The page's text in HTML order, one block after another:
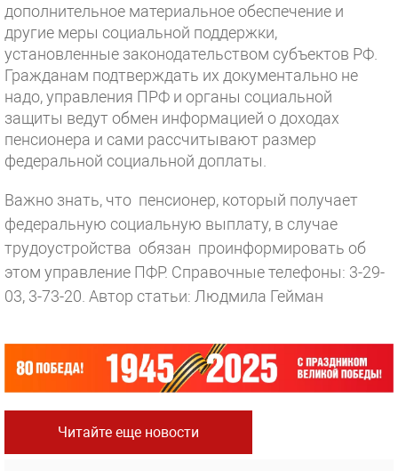
дополнительное материальное обеспечение и
другие меры социальной поддержки,
установленные законодательством субъектов РФ.
Гражданам подтверждать их документально не
надо, управления ПРФ и органы социальной
защиты ведут обмен информацией о доходах
пенсионера и сами рассчитывают размер
федеральной социальной доплаты.
Важно знать, что пенсионер, который получает
федеральную социальную выплату, в случае
трудоустройства обязан проинформировать об
этом управление ПФР. Справочные телефоны: 3-29-
03, 3-73-20. Автор статьи: Людмила Гейман
Читайте еще новости